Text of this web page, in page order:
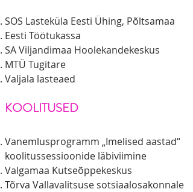
SOS Lasteküla Eesti Ühing, Põltsamaa
Eesti Töötukassa
SA Viljandimaa Hoolekandekeskus
MTÜ Tugitare
Valjala lasteaed
KOOLITUSED
Vanemlusprogramm „Imelised aastad“
koolitussessioonide läbiviimine
Valgamaa Kutseõppekeskus
Tõrva Vallavalitsuse sotsiaalosakonnale